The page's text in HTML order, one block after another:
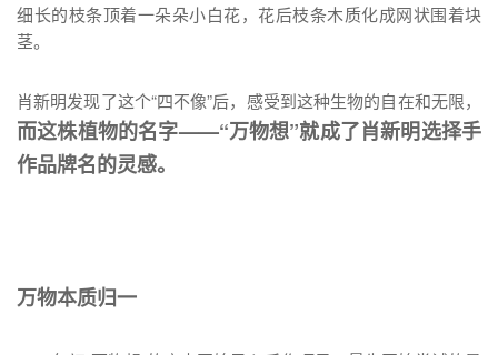
细长的枝条顶着一朵朵小白花，花后枝条木质化成网状围着块
茎。
肖新明发现了这个“四不像”后，感受到这种生物的自在和无限，
而这株植物的名字——“万物想”就成了肖新明选择手
作品牌名的灵感。
万物本质归一